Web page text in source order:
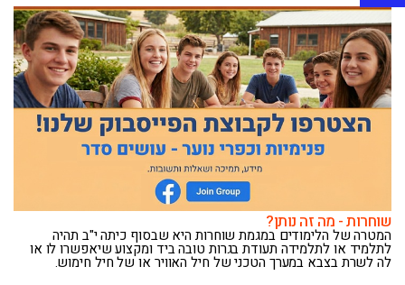
שוחרות - מה זה נותן?
המטרה של הלימודים במגמת שוחרות היא שבסוף כיתה י"ב תהיה
לתלמיד או לתלמידה תעודת בגרות טובה ביד ומקצוע שיאפשרו לו או
לה לשרת בצבא במערך הטכני של חיל האוויר או של חיל חימוש.